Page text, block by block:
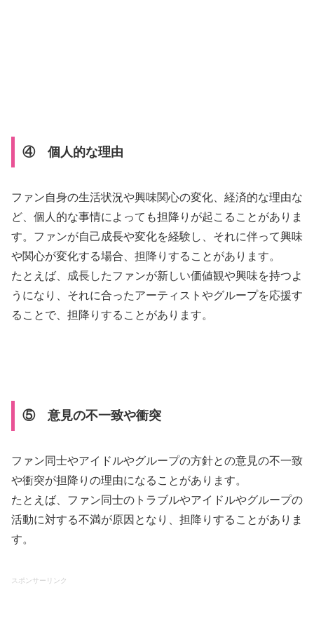
④ 個人的な理由
ファン自身の生活状況や興味関心の変化、経済的な理由な
ど、個人的な事情によっても担降りが起こることがありま
す。ファンが自己成長や変化を経験し、それに伴って興味
や関心が変化する場合、担降りすることがあります。
たとえば、成長したファンが新しい価値観や興味を持つよ
うになり、それに合ったアーティストやグループを応援す
ることで、担降りすることがあります。
⑤ 意見の不一致や衝突
ファン同士やアイドルやグループの方針との意見の不一致
や衝突が担降りの理由になることがあります。
たとえば、ファン同士のトラブルやアイドルやグループの
活動に対する不満が原因となり、担降りすることがありま
す。
スポンサーリンク